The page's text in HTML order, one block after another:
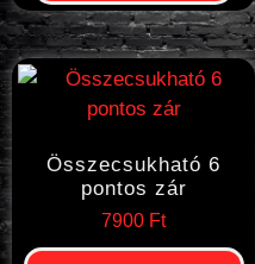
Összecsukható 6
pontos zár
7900 Ft